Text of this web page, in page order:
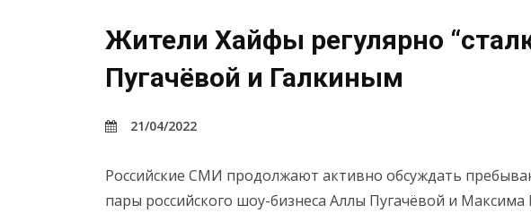
Жители Хайфы регулярно
Пугачёвой и Галкиным
21/04/2022
Российские СМИ продолжают активно обсуждать
пары российского шоу-бизнеса Аллы Пугачёвой и Максима